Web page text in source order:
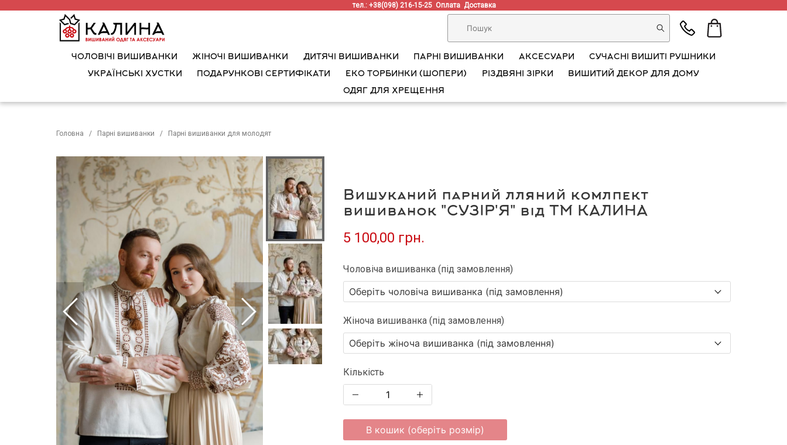
тел.: +38(098) 216-15-25 Оплата Доставка
ЧОЛОВІЧІ ВИШИВАНКИ ЖІНОЧІ ВИШИВАНКИ ДИТЯЧІ ВИШИВАНКИ ПАРНІ ВИШИВАНКИ АКСЕСУАРИ
СУЧАСНІ ВИШИТІ РУШНИКИ
УКРАЇНСЬКІ ХУСТКИ
ПОДАРУНКОВІ СЕРТИФІКАТИ ЕКО ТОРБИНКИ (ШОПЕРИ) РІЗДВЯНІ ЗІРКИ
ВИШИТИЙ ДЕКОР ДЛЯ ДОМУ
ОДЯГ ДЛЯ ХРЕЩЕННЯ
Головна Парні вишиванки Парні вишиванки для молодят
Вишуканий парний лляний комлпект
вишиванок "СУЗІР'Я" від ТМ КАЛИНА
5 100,00 грн.
Чоловіча вишиванка (під замовлення)
Жіноча вишиванка (під замовлення)
Кількість
В кошик (оберіть розмір)